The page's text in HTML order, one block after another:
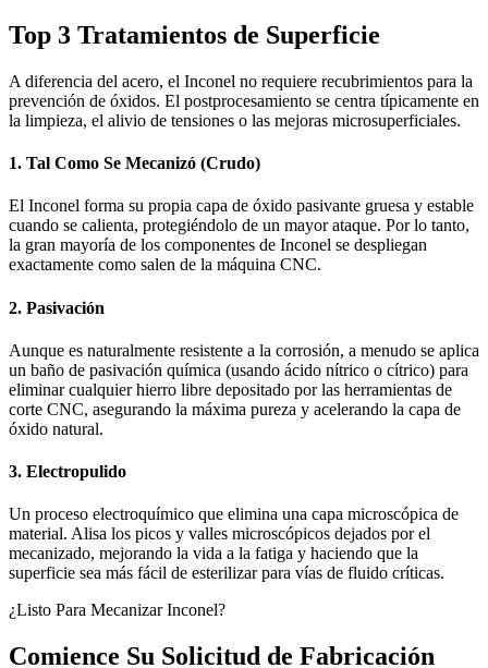
Top 3 Tratamientos de Superficie
A diferencia del acero, el Inconel no requiere recubrimientos para la
prevención de óxidos. El postprocesamiento se centra típicamente en
la limpieza, el alivio de tensiones o las mejoras microsuperficiales.
1. Tal Como Se Mecanizó (Crudo)
El Inconel forma su propia capa de óxido pasivante gruesa y estable
cuando se calienta, protegiéndolo de un mayor ataque. Por lo tanto,
la gran mayoría de los componentes de Inconel se despliegan
exactamente como salen de la máquina CNC.
2. Pasivación
Aunque es naturalmente resistente a la corrosión, a menudo se aplica
un baño de pasivación química (usando ácido nítrico o cítrico) para
eliminar cualquier hierro libre depositado por las herramientas de
corte CNC, asegurando la máxima pureza y acelerando la capa de
óxido natural.
3. Electropulido
Un proceso electroquímico que elimina una capa microscópica de
material. Alisa los picos y valles microscópicos dejados por el
mecanizado, mejorando la vida a la fatiga y haciendo que la
superficie sea más fácil de esterilizar para vías de fluido críticas.
¿Listo Para Mecanizar Inconel?
Comience Su Solicitud de Fabricación